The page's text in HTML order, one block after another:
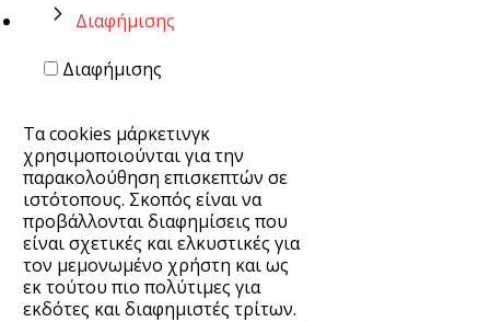
Διαφήμισης
Διαφήμισης
Τα cookies μάρκετινγκ
χρησιμοποιούνται για την
παρακολούθηση επισκεπτών σε
ιστότοπους. Σκοπός είναι να
προβάλλονται διαφημίσεις που
είναι σχετικές και ελκυστικές για
τον μεμονωμένο χρήστη και ως
εκ τούτου πιο πολύτιμες για
εκδότες και διαφημιστές τρίτων.